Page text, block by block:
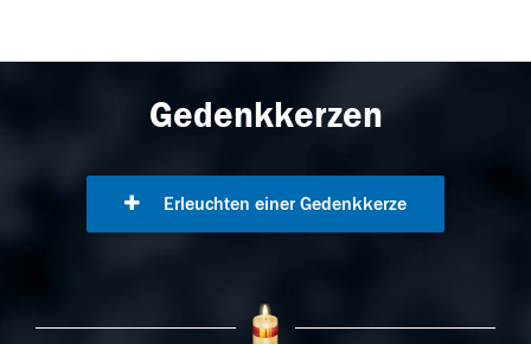
Gedenkkerzen
Erleuchten einer Gedenkkerze